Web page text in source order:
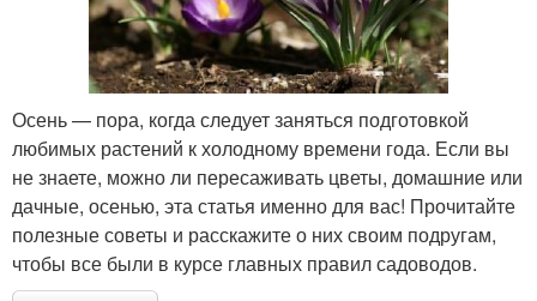
Осень — пора, когда следует заняться подготовкой
любимых растений к холодному времени года. Если вы
не знаете, можно ли пересаживать цветы, домашние или
дачные, осенью, эта статья именно для вас! Прочитайте
полезные советы и расскажите о них своим подругам,
чтобы все были в курсе главных правил садоводов.